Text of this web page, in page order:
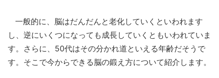
一般的に、脳はだんだんと老化していくといわれます
し、逆にいくつになっても成長していくともいわれていま
す。さらに、50代はその分かれ道といえる年齢だそうで
す。そこで今からできる脳の鍛え方について紹介します。